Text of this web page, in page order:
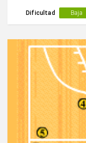
Dificultad Baja